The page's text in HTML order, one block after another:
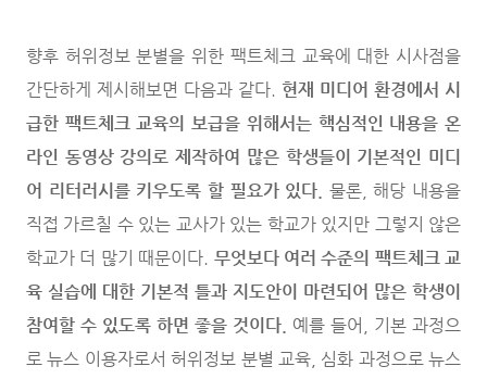
향후 허위정보 분별을 위한 팩트체크 교육에 대한 시사점을
간단하게 제시해보면 다음과 같다. 현재 미디어 환경에서 시
급한 팩트체크 교육의 보급을 위해서는 핵심적인 내용을 온
라인 동영상 강의로 제작하여 많은 학생들이 기본적인 미디
어 리터러시를 키우도록 할 필요가 있다. 물론, 해당 내용을
직접 가르칠 수 있는 교사가 있는 학교가 있지만 그렇지 않은
학교가 더 많기 때문이다. 무엇보다 여러 수준의 팩트체크 교
육 실습에 대한 기본적 틀과 지도안이 마련되어 많은 학생이
참여할 수 있도록 하면 좋을 것이다. 예를 들어, 기본 과정으
로 뉴스 이용자로서 허위정보 분별 교육, 심화 과정으로 뉴스